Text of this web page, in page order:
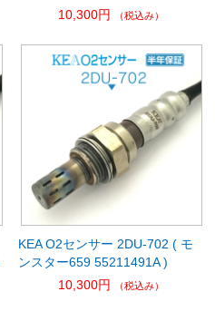
10,300円
（税込み）
KEA O2センサー 2DU-702 ( モ
ンスター659 55211491A )
10,300円
（税込み）